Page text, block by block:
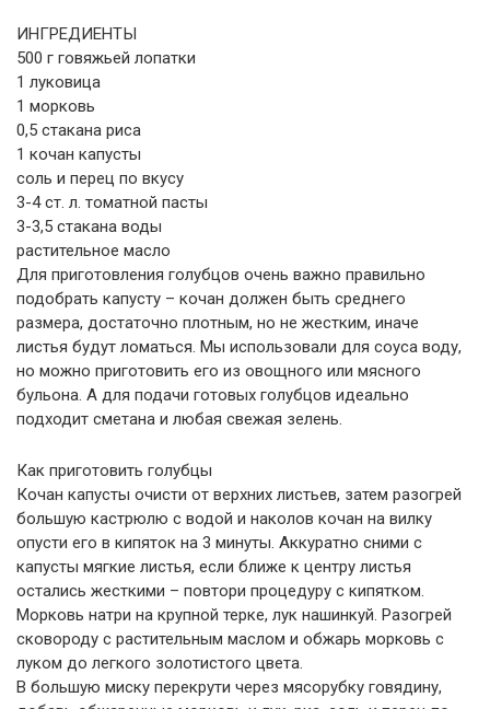
ИНГРЕДИЕНТЫ
500 г говяжьей лопатки
1 луковица
1 морковь
0,5 стакана риса
1 кочан капусты
соль и перец по вкусу
3-4 ст. л. томатной пасты
3-3,5 стакана воды
растительное масло
Для приготовления голубцов очень важно правильно
подобрать капусту – кочан должен быть среднего
размера, достаточно плотным, но не жестким, иначе
листья будут ломаться. Мы использовали для соуса воду,
но можно приготовить его из овощного или мясного
бульона. А для подачи готовых голубцов идеально
подходит сметана и любая свежая зелень.
Как приготовить голубцы
Кочан капусты очисти от верхних листьев, затем разогрей
большую кастрюлю с водой и наколов кочан на вилку
опусти его в кипяток на 3 минуты. Аккуратно сними с
капусты мягкие листья, если ближе к центру листья
остались жесткими – повтори процедуру с кипятком.
Морковь натри на крупной терке, лук нашинкуй. Разогрей
сковороду с растительным маслом и обжарь морковь с
луком до легкого золотистого цвета.
В большую миску перекрути через мясорубку говядину,